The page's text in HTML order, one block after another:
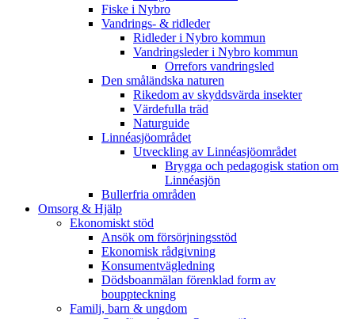
Fiske i Nybro
Vandrings- & ridleder
Ridleder i Nybro kommun
Vandringsleder i Nybro kommun
Orrefors vandringsled
Den småländska naturen
Rikedom av skyddsvärda insekter
Värdefulla träd
Naturguide
Linnéasjöområdet
Utveckling av Linnéasjöområdet
Brygga och pedagogisk station om
Linnéasjön
Bullerfria områden
Omsorg & Hjälp
Ekonomiskt stöd
Ansök om försörjningsstöd
Ekonomisk rådgivning
Konsumentvägledning
Dödsboanmälan förenklad form av
bouppteckning
Familj, barn & ungdom